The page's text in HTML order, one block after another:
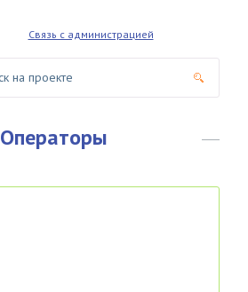
Связь с администрацией
Операторы